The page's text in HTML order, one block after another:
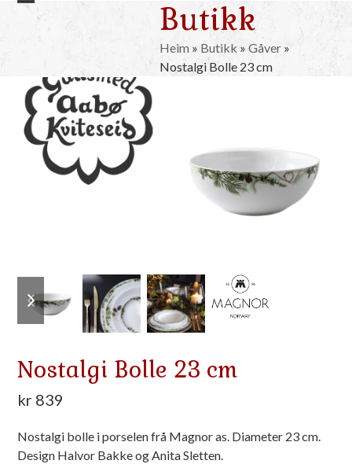
Skip
Open
menu
Close
menu
Butikk
Heim » Butikk» Gåver»
Nostalgi Bolle 23 cm
previous
slide
slide
Nostalgi Bolle 23 cm
kr 839
Nostalgi bolle i porselen frå Magnor as. Diameter 23 cm.
Design Halvor Bakke og Anita Sletten.